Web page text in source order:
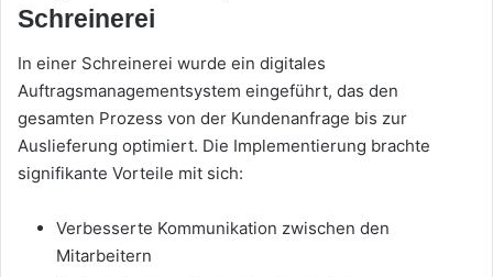
Schreinerei
In einer Schreinerei wurde ein digitales
Auftragsmanagementsystem eingeführt, das den
gesamten Prozess von der Kundenanfrage bis zur
Auslieferung optimiert. Die Implementierung brachte
signifikante Vorteile mit sich:
Verbesserte Kommunikation zwischen den
Mitarbeitern